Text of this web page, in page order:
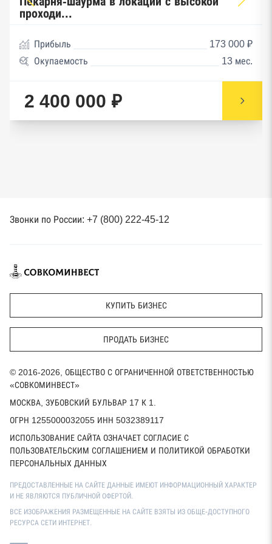
проходи...
Прибыль
173 000 ₽
Окупаемость
13 мес.
2 400 000 ₽
Звонки по России: +7 (800) 222-45-12
КУПИТЬ БИЗНЕС
ПРОДАТЬ БИЗНЕС
© 2016-2026, ОБЩЕСТВО С ОГРАНИЧЕННОЙ ОТВЕТСТВЕННОСТЬЮ
«СОВКОМИНВЕСТ»
МОСКВА, ЗУБОВСКИЙ БУЛЬВАР 17 К 1.
ОГРН 1255000032055 ИНН 5032389117
ИСПОЛЬЗОВАНИЕ САЙТА ОЗНАЧАЕТ СОГЛАСИЕ С
ПОЛЬЗОВАТЕЛЬСКИМ СОГЛАШЕНИЕМ И ПОЛИТИКОЙ ОБРАБОТКИ
ПЕРСОНАЛЬНЫХ ДАННЫХ
ПРЕДОСТАВЛЕННЫЕ НА САЙТЕ ДАННЫЕ ИМЕЮТ ИНФОРМАЦИОННЫЙ ХАРАКТЕР
И НЕ ЯВЛЯЮТСЯ ПУБЛИЧНОЙ ОФЕРТОЙ.
ВСЕ ИЗОБРАЖЕНИЯ РАЗМЕЩЕННЫЕ НА САЙТЕ ВЗЯТЫ ИЗ ОБЩЕ-ДОСТУПНОГО
РЕСУРСА СЕТИ ИНТЕРНЕТ.